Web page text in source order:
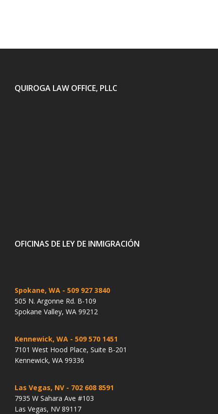
QUIROGA LAW OFFICE, PLLC
OFICINAS DE LEY DE INMIGRACIÓN
Spokane, WA - 509 927 3840
505 N. Argonne Rd. B-109
Spokane Valley, WA 99212
Kennewick, WA - 509 570 1451
7101 West Hood Place, Suite B-201
Kennewick, WA 99336
Las Vegas, NV - 702 608 8591
7935 W Sahara Ave #103
Las Vegas, NV 89117